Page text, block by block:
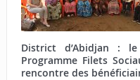
District d’Abidjan :
Programme Filets
rencontre des